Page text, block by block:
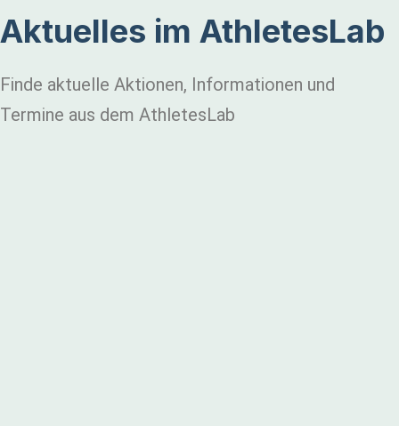
Aktuelles im AthletesLab
Finde aktuelle Aktionen, Informationen und
Termine aus dem AthletesLab